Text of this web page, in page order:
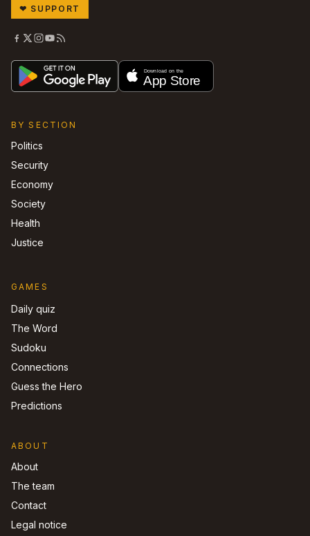
❤ SUPPORT
BY SECTION
Politics
Security
Economy
Society
Health
Justice
GAMES
Daily quiz
The Word
Sudoku
Connections
Guess the Hero
Predictions
ABOUT
About
The team
Contact
Legal notice